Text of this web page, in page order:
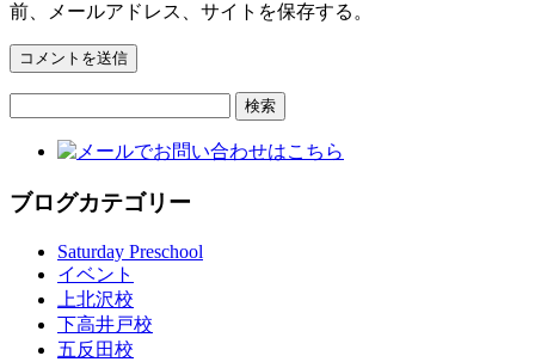
前、メールアドレス、サイトを保存する。
ブログカテゴリー
Saturday Preschool
イベント
上北沢校
下高井戸校
五反田校